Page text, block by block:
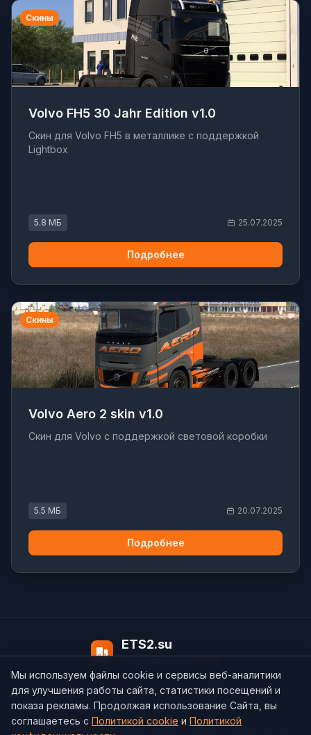
Скины
Volvo FH5 30 Jahr Edition v1.0
Скин для Volvo FH5 в металлике с поддержкой
Lightbox
5.8 МБ 25.07.2025
Подробнее
Скины
Volvo Aero 2 skin v1.0
Скин для Volvo с поддержкой световой коробки
5.5 МБ 20.07.2025
Подробнее
ETS2.su
О нас Контакты support@ets2.su
Политика конфиденциальности
Мы используем файлы cookie и сервисы веб-аналитики
для улучшения работы сайта, статистики посещений и
показа рекламы. Продолжая использование Сайта, вы
соглашаетесь с Политикой cookie и Политикой